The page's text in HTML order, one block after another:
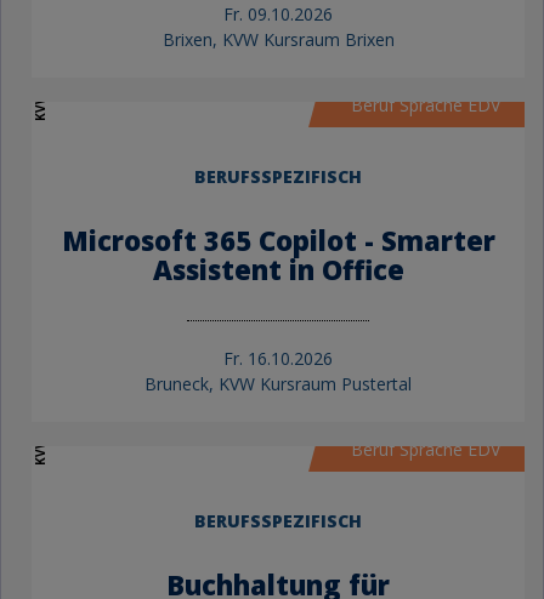
Fr. 09.10.2026
Brixen, KVW Kursraum Brixen
KVW Bildung Beruf Sprache EDV
BERUFSSPEZIFISCH
Microsoft 365 Copilot - Smarter
Assistent in Office
Fr. 16.10.2026
Bruneck, KVW Kursraum Pustertal
KVW Bildung Beruf Sprache EDV
BERUFSSPEZIFISCH
Buchhaltung für